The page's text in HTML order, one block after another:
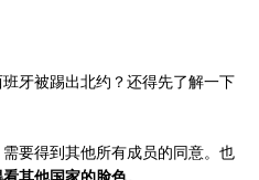
牙被踢出北约？还得先了解一下
要得到其他所有成员的同意。也
其他国家的脸色。